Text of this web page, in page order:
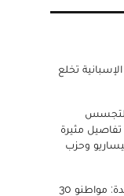
تخلع
التجسس
مثيرة
وحزب
تأشيرة الدخول للولايات المتحدة: مواطنو 30